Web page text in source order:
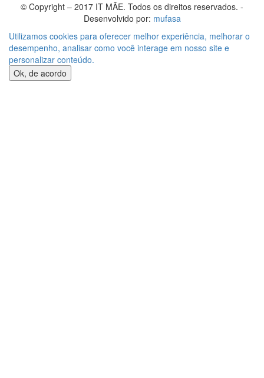
© Copyright – 2017 IT MÃE. Todos os direitos reservados. -
Desenvolvido por: mufasa
Utilizamos cookies para oferecer melhor experiência, melhorar o
desempenho, analisar como você interage em nosso site e
personalizar conteúdo.
Ok, de acordo